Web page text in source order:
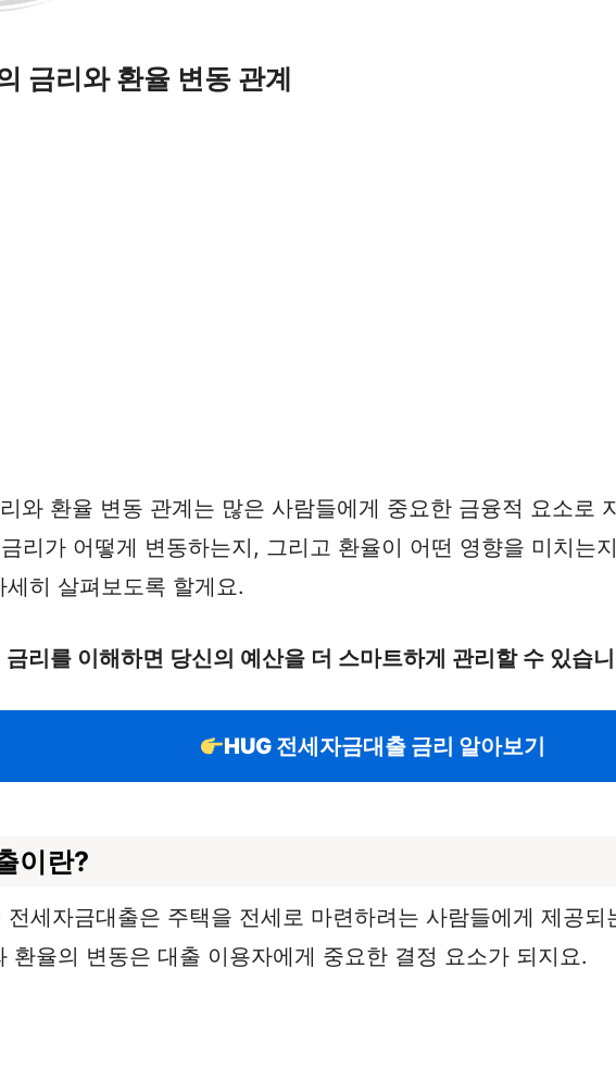
금리와 환율 변동 관계
와 환율 변동 관계는 많은 사람들에게 중요한 금융적 요소로
리가 어떻게 변동하는지, 그리고 환율이 어떤 영향을 미치는
히 살펴보도록 할게요.
리를 이해하면 당신의 예산을 더 스마트하게 관리할 수 있습
HUG 전세자금대출 금리 알아보기
이란?
세자금대출은 주택을 전세로 마련하려는 사람들에게 제공
환율의 변동은 대출 이용자에게 중요한 결정 요소가 되지요.